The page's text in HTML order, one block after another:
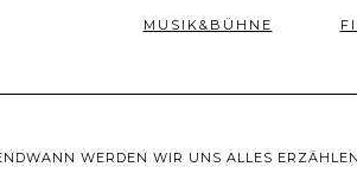
MUSIK&BÜHNE
WERDEN WIR UNS ALLES ERZÄHLEN